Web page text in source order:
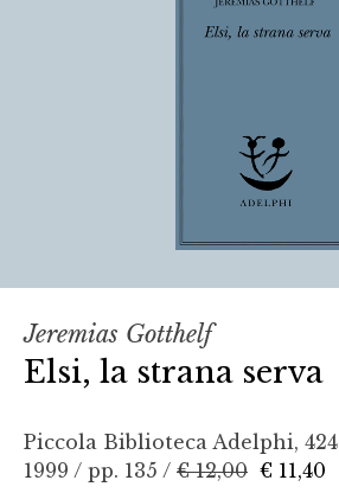
Jeremias Gotthelf
Elsi, la strana serva
Piccola Biblioteca Adelphi, 424
1999 / pp. 135 / € 12,00 € 11,40